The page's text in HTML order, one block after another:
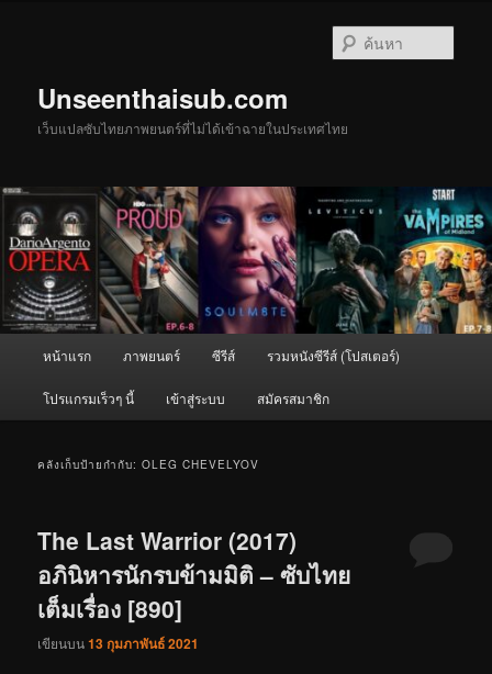
Unseenthaisub.com
เว็บแปลซับไทยภาพยนตร์ที่ไม่ได้เข้าฉายในประเทศไทย
หน้าแรก ภาพยนตร์ ซีรีส์ รวมหนังซีรีส์ (โปสเตอร์)
โปรแกรมเร็วๆ นี้ เข้าสู่ระบบ สมัครสมาชิก
คลังเก็บป้ายกำกับ:OLEG CHEVELYOV
The Last Warrior (2017)
อภินิหารนักรบข้ามมิติ – ซับไทย
เต็มเรื่อง [890]
เขียนบน13 กุมภาพันธ์ 2021